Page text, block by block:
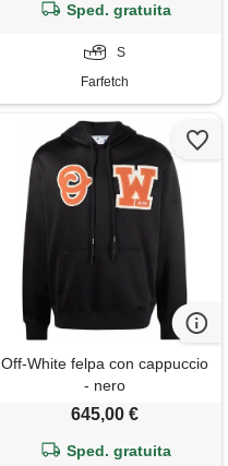
Sped. gratuita
S
Farfetch
Off-White felpa con cappuccio
- nero
645,00 €
Sped. gratuita